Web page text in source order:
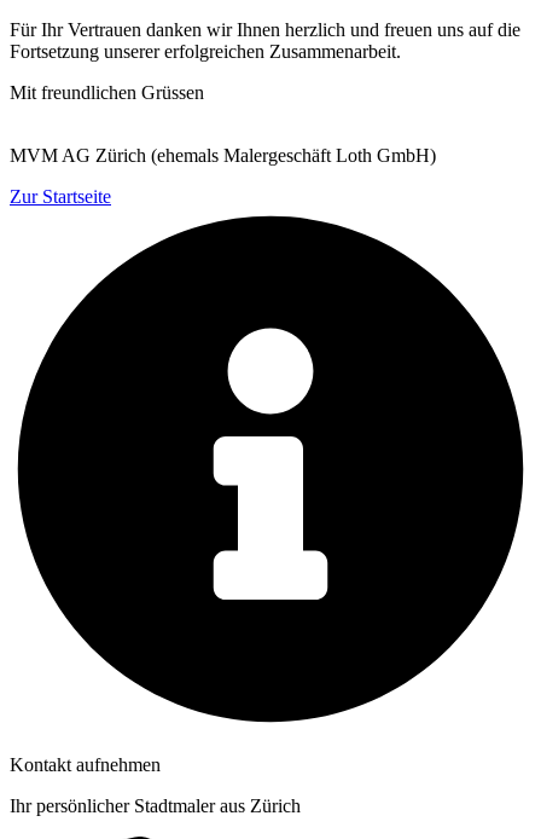
Für Ihr Vertrauen danken wir Ihnen herzlich und freuen uns auf die
Fortsetzung unserer erfolgreichen Zusammenarbeit.
Mit freundlichen Grüssen
MVM AG Zürich (ehemals Malergeschäft Loth GmbH)
Zur Startseite
Kontakt aufnehmen
Ihr persönlicher Stadtmaler aus Zürich